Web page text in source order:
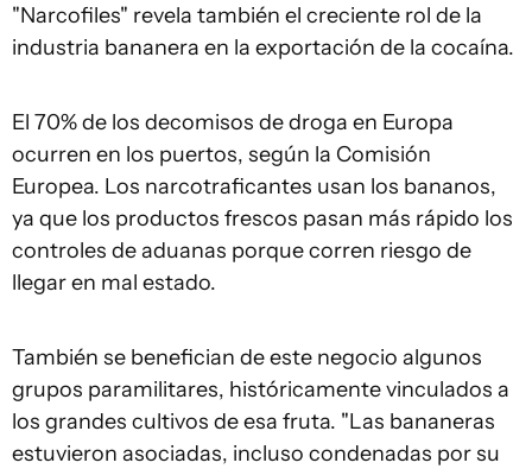
"Narcofiles" revela también el creciente rol de la
industria bananera en la exportación de la cocaína.
El 70% de los decomisos de droga en Europa
ocurren en los puertos, según la Comisión
Europea. Los narcotraficantes usan los bananos,
ya que los productos frescos pasan más rápido los
controles de aduanas porque corren riesgo de
llegar en mal estado.
También se benefician de este negocio algunos
grupos paramilitares, históricamente vinculados a
los grandes cultivos de esa fruta. "Las bananeras
estuvieron asociadas, incluso condenadas por su